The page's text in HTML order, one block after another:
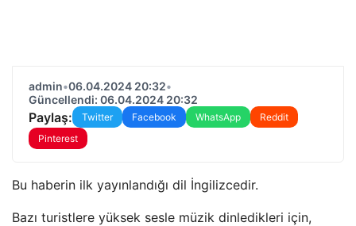
admin•06.04.2024 20:32•
Güncellendi: 06.04.2024 20:32
Paylaş: Twitter Facebook WhatsApp
Reddit
Pinterest
Bu haberin ilk yayınlandığı dil İngilizcedir.
Bazı turistlere yüksek sesle müzik dinledikleri için,